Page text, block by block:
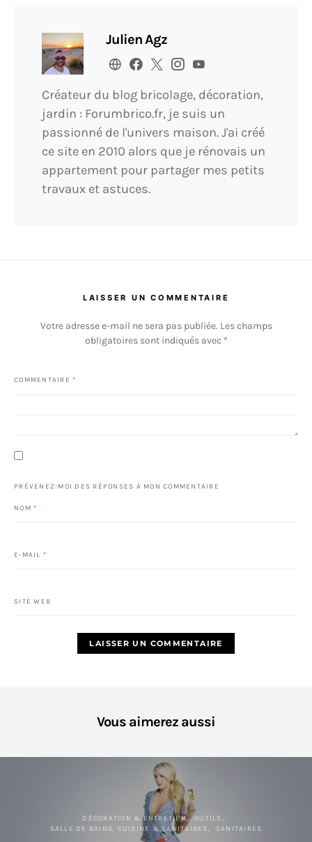
Julien Agz
Créateur du blog bricolage, décoration,
jardin : Forumbrico.fr, je suis un
passionné de l'univers maison. J'ai créé
ce site en 2010 alors que je rénovais un
appartement pour partager mes petits
travaux et astuces.
LAISSER UN COMMENTAIRE
Votre adresse e-mail ne sera pas publiée. Les champs
obligatoires sont indiqués avec *
COMMENTAIRE *
PRÉVENEZ-MOI DES RÉPONSES À MON COMMENTAIRE
NOM *
E-MAIL *
SITE WEB
Vous aimerez aussi
DÉCORATION & ENTRETIEN
OUTILS
SALLE DE BAINS, CUISINE & SANITAIRES
SANITAIRES